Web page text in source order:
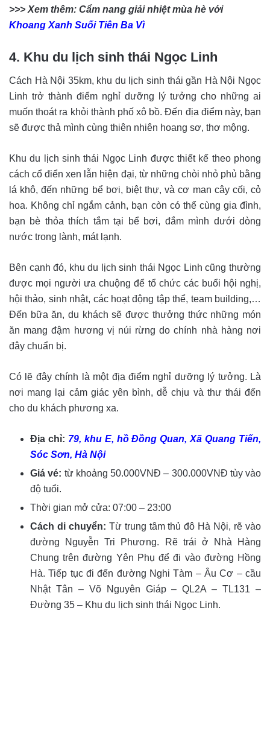
>>> Xem thêm: Cẩm nang giải nhiệt mùa hè với
Khoang Xanh Suối Tiên Ba Vì
4. Khu du lịch sinh thái Ngọc Linh
Cách Hà Nội 35km, khu du lịch sinh thái gần Hà Nội Ngọc
Linh trở thành điểm nghỉ dưỡng lý tưởng cho những ai
muốn thoát ra khỏi thành phố xô bồ. Đến địa điểm này, bạn
sẽ được thả mình cùng thiên nhiên hoang sơ, thơ mộng.
Khu du lịch sinh thái Ngọc Linh được thiết kế theo phong
cách cổ điển xen lẫn hiện đại, từ những chòi nhỏ phủ bằng
lá khô, đến những bể bơi, biệt thự, và cơ man cây cối, cỏ
hoa. Không chỉ ngắm cảnh, bạn còn có thể cùng gia đình,
bạn bè thỏa thích tắm tại bể bơi, đắm mình dưới dòng
nước trong lành, mát lạnh.
Bên cạnh đó, khu du lịch sinh thái Ngọc Linh cũng thường
được mọi người ưa chuộng để tổ chức các buổi hội nghị,
hội thảo, sinh nhật, các hoạt động tập thể, team building,…
Đến bữa ăn, du khách sẽ được thưởng thức những món
ăn mang đậm hương vị núi rừng do chính nhà hàng nơi
đây chuẩn bị.
Có lẽ đây chính là một địa điểm nghỉ dưỡng lý tưởng. Là
nơi mang lại cảm giác yên bình, dễ chịu và thư thái đến
cho du khách phương xa.
Địa chỉ: 79, khu E, hồ Đồng Quan,Xã Quang Tiến,
Sóc Sơn, Hà Nội
Giá vé: từ khoảng 50.000VNĐ – 300.000VNĐ tùy vào
độ tuổi.
Thời gian mở cửa: 07:00 – 23:00
Cách di chuyển: Từ trung tâm thủ đô Hà Nội, rẽ vào
đường Nguyễn Tri Phương. Rẽ trái ở Nhà Hàng
Chung trên đường Yên Phụ để đi vào đường Hồng
Hà. Tiếp tục đi đến đường Nghi Tàm – Âu Cơ – cầu
Nhật Tân – Võ Nguyên Giáp – QL2A – TL131 –
Đường 35 – Khu du lịch sinh thái Ngọc Linh.